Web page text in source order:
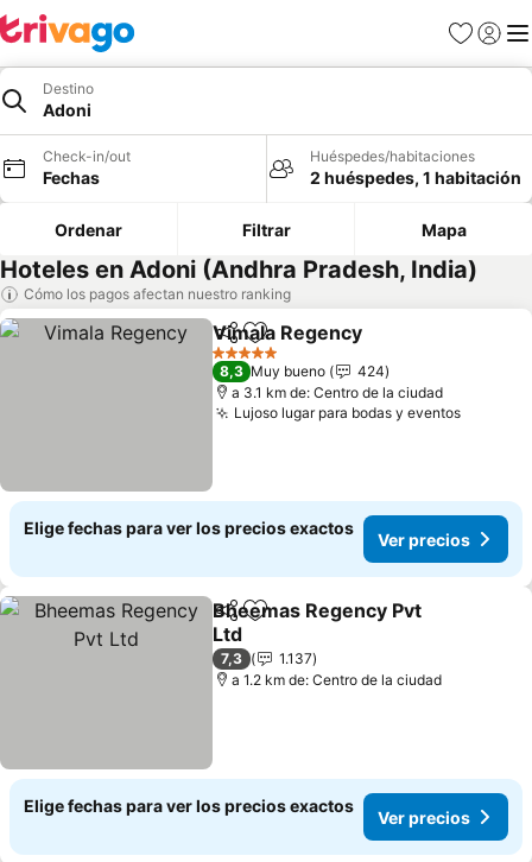
Favoritos
Iniciar
Destino
Adoni
Check-in/out
Fechas
Huéspedes/habitaciones
2 huéspedes, 1 habitación
Ordenar Filtrar Mapa
Hoteles en Adoni (Andhra Pradesh, India)
Cómo los pagos afectan nuestro ranking
CompartirAgregar a favoritos
Vimala Regency
5 Estrellas
8,3 Muy bueno
424
a 3.1 km de: Centro de la ciudad
Lujoso lugar para bodas y eventosVer
Elige fechas para ver los precios exactos
Ver precios
CompartirAgregar a favoritos
Bheemas Regency Pvt
Ltd
Ver precios
7,3
1.137
a 1.2 km de: Centro de la ciudad
Elige fechas para ver los precios exactos
Ver precios